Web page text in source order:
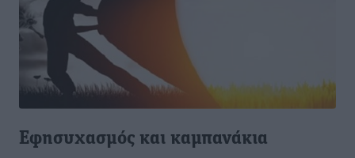
Εφησυχασμός και καμπανάκια